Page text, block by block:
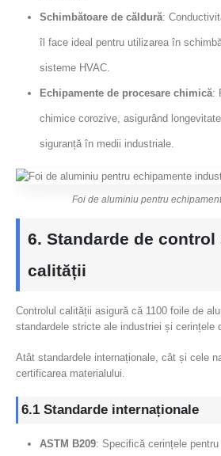
Schimbătoare de căldură:
îl face ideal pentru utilizarea în
sisteme HVAC.
Echipamente de procesare chimică:
chimice corozive, asigurând
siguranță în medii industriale.
Foi de aluminiu pentru
6. Standarde de
calității
Controlul calității asigură că 1100 foile de
standardele stricte ale industriei și cerințele
Atât standardele internaționale, cât și cele
certificarea materialului.
6.1 Standarde internaționale
ASTM B209: Specifică cerințele